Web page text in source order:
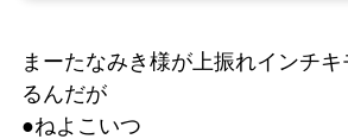
まーたなみき様が上振れインチ
るんだが
●ねよこいつ